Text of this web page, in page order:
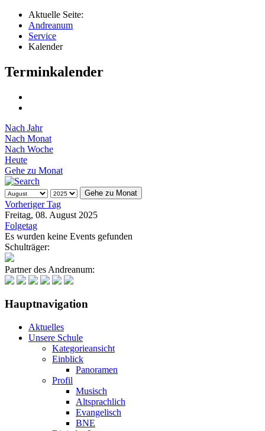
Aktuelle Seite:
Andreanum
Service
Kalender
Terminkalender
Nach Jahr
Nach Monat
Nach Woche
Heute
Gehe zu Monat
Gehe zu Monat
Vorheriger Tag
Freitag, 08. August 2025
Folgetag
Es wurden keine Events gefunden
Schulträger:
Partner des Andreanum:
Hauptnavigation
Aktuelles
Unsere Schule
Kategorieansicht
Einblick
Panoramen
Profil
Musisch
Altsprachlich
Evangelisch
BNE